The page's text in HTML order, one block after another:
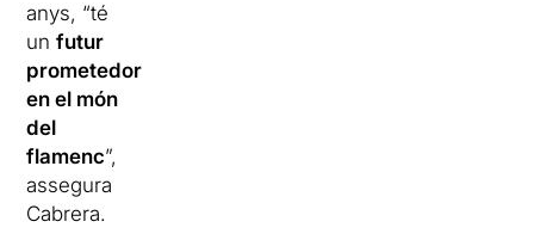
anys, “té
unfutur
prometedor
en el món
del
flamenc”,
assegura
Cabrera.